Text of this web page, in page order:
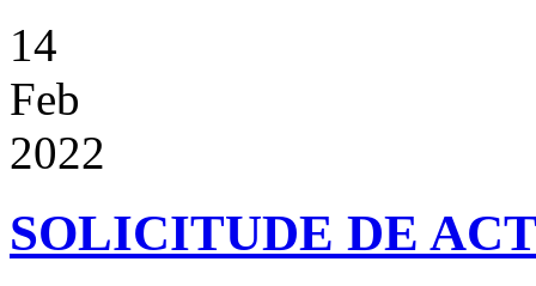
14
Feb
2022
SOLICITUDE DE